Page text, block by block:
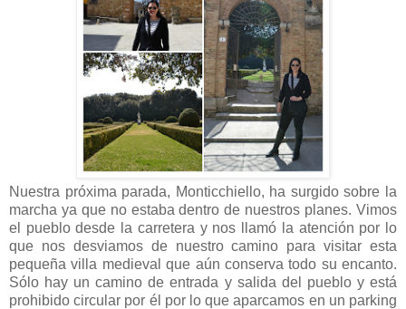
Nuestra próxima parada, Monticchiello, ha surgido sobre la
marcha ya que no estaba dentro de nuestros planes. Vimos
el pueblo desde la carretera y nos llamó la atención por lo
que nos desviamos de nuestro camino para visitar esta
pequeña villa medieval que aún conserva todo su encanto.
Sólo hay un camino de entrada y salida del pueblo y está
prohibido circular por él por lo que aparcamos en un parking